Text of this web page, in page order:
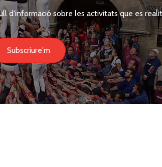
d'informació sobre les activitats que es
Subscriure'm